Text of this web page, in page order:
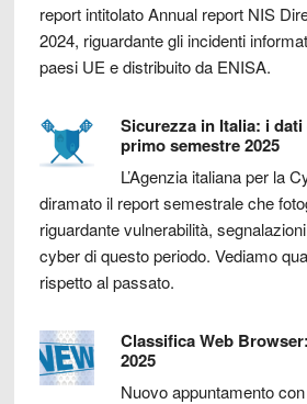
report intitolato Annual report NIS
2024, riguardante gli incidenti
paesi UE e distribuito da ENISA.
Sicurezza in Italia: i
primo semestre 2025
L’Agenzia italiana per la
diramato il report semestrale che
riguardante vulnerabilità,
cyber di questo periodo. Vediamo
rispetto al passato.
Classifica Web
2025
Nuovo appuntamento